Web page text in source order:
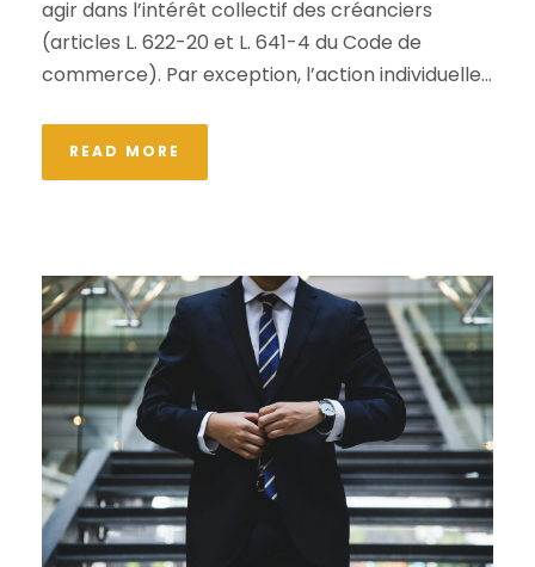
agir dans l’intérêt collectif des créanciers
(articles L. 622-20 et L. 641-4 du Code de
commerce). Par exception, l’action individuelle...
READ MORE